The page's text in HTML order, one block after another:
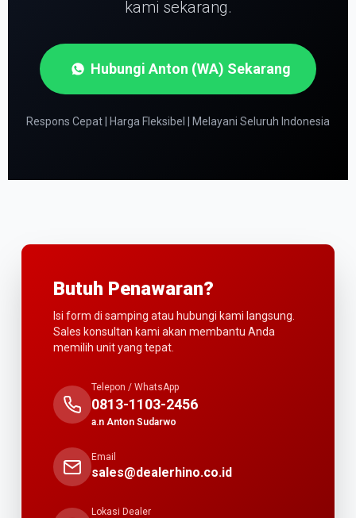
kami sekarang.
Hubungi Anton (WA) Sekarang
Respons Cepat | Harga Fleksibel | Melayani Seluruh Indonesia
Butuh Penawaran?
Isi form di samping atau hubungi kami langsung.
Sales konsultan kami akan membantu Anda
memilih unit yang tepat.
Telepon / WhatsApp
0813-1103-2456
a.n Anton Sudarwo
Email
sales@dealerhino.co.id
Lokasi Dealer